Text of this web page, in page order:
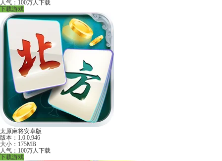
人气：100万人下载
下载游戏
太原麻将安卓版
版本：1.0.0.946
大小：175MB
人气：100万人下载
下载游戏